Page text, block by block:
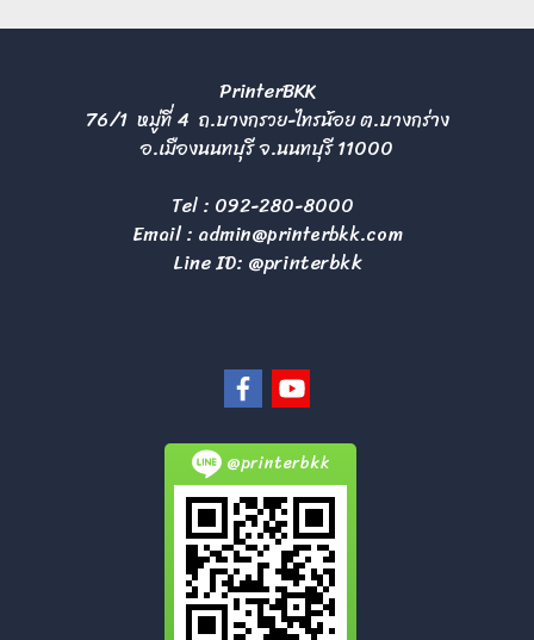
PrinterBKK
76/1 หมู่ที่ 4 ถ.บางกรวย-ไทรน้อย ต.บางกร่าง
อ.เมืองนนทบุรี จ.นนทบุรี 11000
Tel : 092-280-8000
Email : admin@printerbkk.com
Line ID: @printerbkk
@printerbkk